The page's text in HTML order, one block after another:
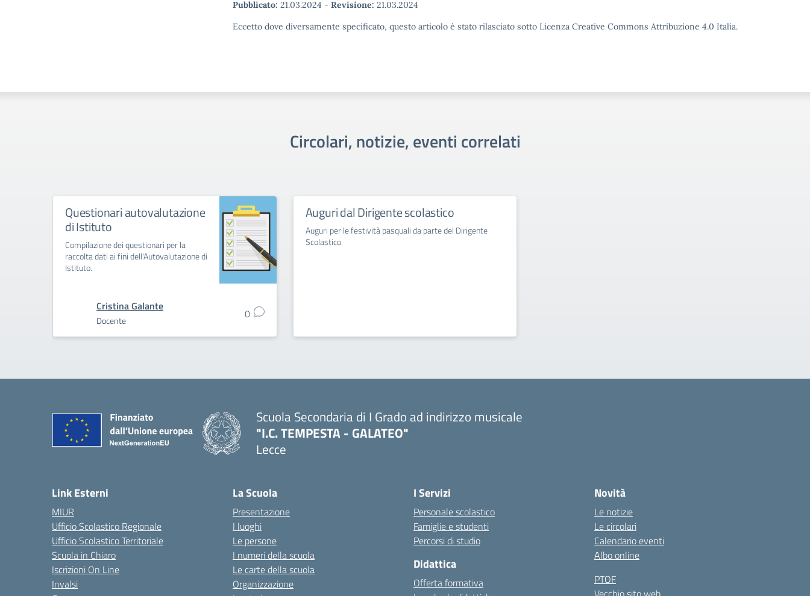
Pubblicato: 21.03.2024 - Revisione: 21.03.2024
Eccetto dove diversamente specificato, questo articolo è stato rilasciato sotto Licenza Creative Commons Attribuzione 4.0 Italia.
Circolari, notizie, eventi correlati
Questionari autovalutazione
di Istituto
Compilazione dei questionari per la
raccolta dati ai fini dell'Autovalutazione di
Istituto.
Cristina Galante
Docente 0
Auguri dal Dirigente scolastico
Auguri per le festività pasquali da parte del Dirigente
Scolastico
Scuola Secondaria di I Grado ad indirizzo musicale
"I.C. TEMPESTA - GALATEO"
Lecce
Link Esterni
MIUR
Ufficio Scolastico Regionale
Ufficio Scolastico Territoriale
Scuola in Chiaro
Iscrizioni On Line
Invalsi
La Scuola
Presentazione
I luoghi
Le persone
I numeri della scuola
Le carte della scuola
Organizzazione
I Servizi
Personale scolastico
Famiglie e studenti
Percorsi di studio
Didattica
Offerta formativa
Novità
Le notizie
Le circolari
Calendario eventi
Albo online
PTOF